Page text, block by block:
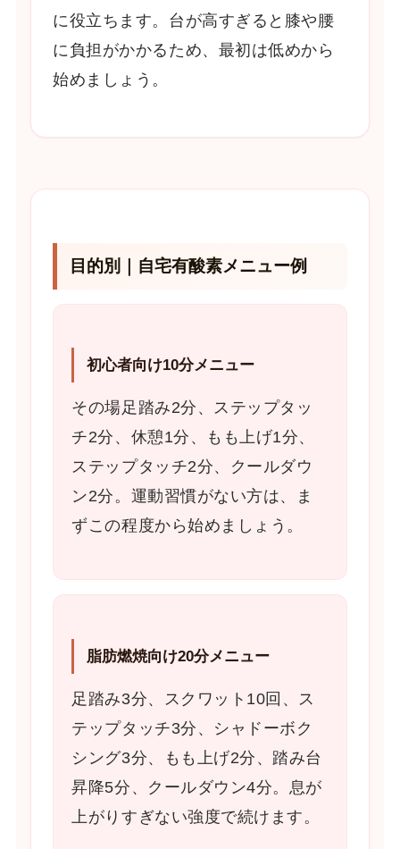
に役立ちます。台が高すぎると膝や腰
に負担がかかるため、最初は低めから
始めましょう。
目的別｜自宅有酸素メニュー例
初心者向け10分メニュー
その場足踏み2分、ステップタッ
チ2分、休憩1分、もも上げ1分、
ステップタッチ2分、クールダウ
ン2分。運動習慣がない方は、ま
ずこの程度から始めましょう。
脂肪燃焼向け20分メニュー
足踏み3分、スクワット10回、ス
テップタッチ3分、シャドーボク
シング3分、もも上げ2分、踏み台
昇降5分、クールダウン4分。息が
上がりすぎない強度で続けます。